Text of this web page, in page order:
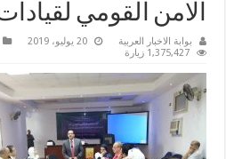
الامن القومي
بوابة الاخبار العربية 20 يوليو، 2019
1,375,427 زيارة